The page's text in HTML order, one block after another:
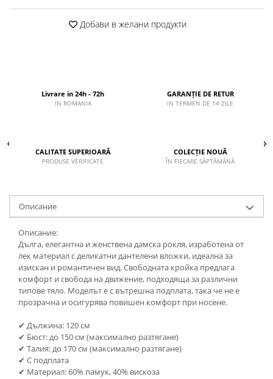
Добави в желани продукти
Livrare in 24h - 72h
IN ROMANIA
GARANȚIE DE RETUR
IN TERMEN DE 14 ZILE
CALITATE SUPERIOARĂ
PRODUSE VERIFICATE
COLECȚIE NOUĂ
ÎN FIECARE SĂPTĂMÂNĂ
Описание
Описание:
Дълга, елегантна и женствена дамска рокля, изработена от
лек материал с деликатни дантелени вложки, идеална за
изискан и романтичен вид. Свободната кройка предлага
комфорт и свобода на движение, подходяща за различни
типове тяло. Моделът е с вътрешна подплата, така че не е
прозрачна и осигурява повишен комфорт при носене.
✔ Дължина: 120 см
✔ Бюст: до 150 см (максимално разтягане)
✔ Талия: до 170 см (максимално разтягане)
✔ С подплата
✔ Материал: 60% памук, 40% вискоза